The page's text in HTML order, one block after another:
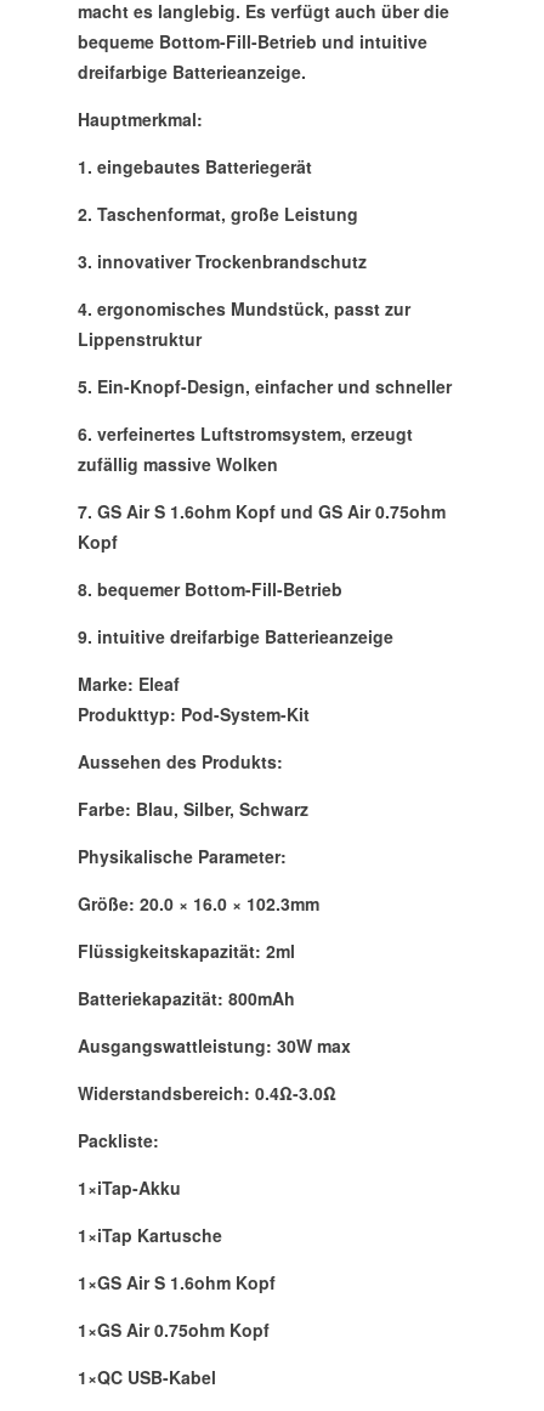
macht es langlebig. Es verfügt auch über die
bequeme Bottom-Fill-Betrieb und intuitive
dreifarbige Batterieanzeige.
Hauptmerkmal:
1. eingebautes Batteriegerät
2. Taschenformat, große Leistung
3. innovativer Trockenbrandschutz
4. ergonomisches Mundstück, passt zur
Lippenstruktur
5. Ein-Knopf-Design, einfacher und schneller
6. verfeinertes Luftstromsystem, erzeugt
zufällig massive Wolken
7. GS Air S 1.6ohm Kopf und GS Air 0.75ohm
Kopf
8. bequemer Bottom-Fill-Betrieb
9. intuitive dreifarbige Batterieanzeige
Marke: Eleaf
Produkttyp: Pod-System-Kit
Aussehen des Produkts:
Farbe: Blau, Silber, Schwarz
Physikalische Parameter:
Größe: 20.0 × 16.0 × 102.3mm
Flüssigkeitskapazität: 2ml
Batteriekapazität: 800mAh
Ausgangswattleistung: 30W max
Widerstandsbereich: 0.4Ω-3.0Ω
Packliste:
1×iTap-Akku
1×iTap Kartusche
1×GS Air S 1.6ohm Kopf
1×GS Air 0.75ohm Kopf
1×QC USB-Kabel